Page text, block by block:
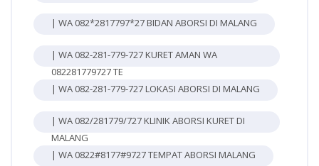
| WA 082*2817797*27 BIDAN ABORSI DI MALANG
| WA 082-281-779-727 KURET AMAN WA
082281779727 TE
| WA 082-281-779-727 LOKASI ABORSI DI MALANG
| WA 082/281779/727 KLINIK ABORSI KURET DI
MALANG
| WA 0822#8177#9727 TEMPAT ABORSI MALANG